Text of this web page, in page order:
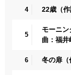
4 22歳（
5
モーニ
曲：福井
6 冬の扉（